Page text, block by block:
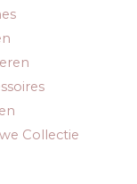
Collectie